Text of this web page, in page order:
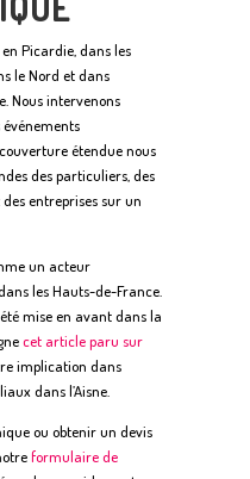
Picardie, dans les
le Nord et dans
Nous intervenons
étendue nous
des particuliers, des
entreprises sur un
un acteur
les Hauts-de-France.
mise en avant dans la
cet article paru sur
implication dans
dans l’Aisne.
ou obtenir un devis
formulaire de